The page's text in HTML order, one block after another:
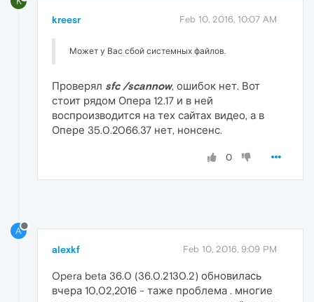
kreesr Feb 10, 2016, 10:07 AM
Может у Вас сбой системных файлов.
Проверял sfc /scannow, ошибок нет. Вот
стоит рядом Опера 12.17 и в ней
воспроизводится на тех сайтах видео, а в
Опере 35.0.2066.37 нет, нонсенс.
0
A
alexkf Feb 10, 2016, 9:09 PM
Opera beta 36.0 (36.0.2130.2) обновилась
вчера 10,02,2016 - таже проблема . многие